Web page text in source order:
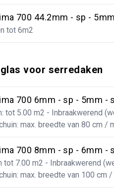
700 44.2mm - sp -
tot 6m2
voor serredaken
700 6mm - sp - 5mm -
tot 5.00 m2 - Inbraakwerend
max. breedte van 80 cm /
700 8mm - sp - 6mm -
tot 7.00 m2 - Inbraakwerend
max. breedte van 100 cm